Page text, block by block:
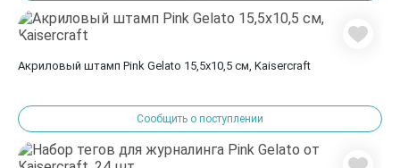
Акриловый штамп Pink Gelato 15,5x10,5 см, Kaisercraft
Сообщить о поступлении